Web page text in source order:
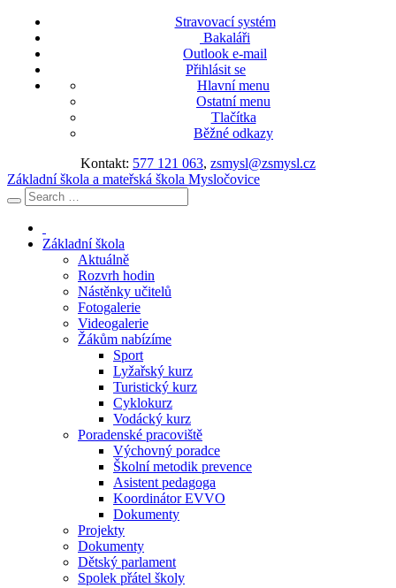
Stravovací systém
Bakaláři
Outlook e-mail
Přihlásit se
Hlavní menu
Ostatní menu
Tlačítka
Běžné odkazy
Kontakt: 577 121 063, zsmysl@zsmysl.cz
Základní škola a mateřská škola Mysločovice
Základní škola
Aktuálně
Rozvrh hodin
Nástěnky učitelů
Fotogalerie
Videogalerie
Žákům nabízíme
Sport
Lyžařský kurz
Turistický kurz
Cyklokurz
Vodácký kurz
Poradenské pracoviště
Výchovný poradce
Školní metodik prevence
Asistent pedagoga
Koordinátor EVVO
Dokumenty
Projekty
Dokumenty
Dětský parlament
Spolek přátel školy